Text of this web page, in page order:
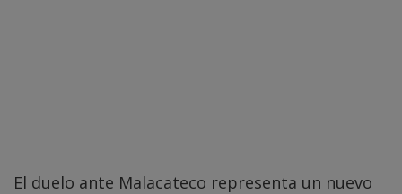
El duelo ante Malacateco representa un nuevo